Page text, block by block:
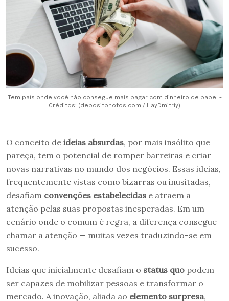
Tem país onde você não consegue mais pagar com dinheiro de papel -
Créditos: (depositphotos.com / HayDmitriy)
O conceito de ideias absurdas, por mais insólito que
pareça, tem o potencial de romper barreiras e criar
novas narrativas no mundo dos negócios. Essas ideias,
frequentemente vistas como bizarras ou inusitadas,
desafiam convenções estabelecidas e atraem a
atenção pelas suas propostas inesperadas. Em um
cenário onde o comum é regra, a diferença consegue
chamar a atenção — muitas vezes traduzindo-se em
sucesso.
Ideias que inicialmente desafiam o status quo podem
ser capazes de mobilizar pessoas e transformar o
mercado. A inovação, aliada ao elemento surpresa,